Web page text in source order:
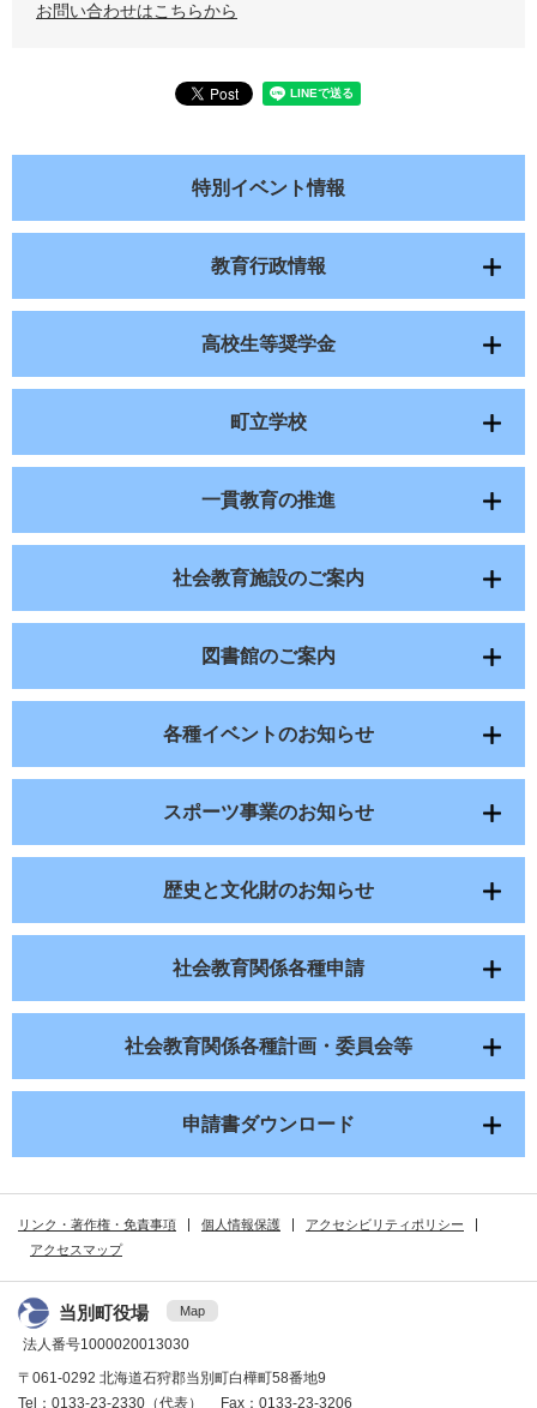
お問い合わせはこちらから
特別イベント情報
教育行政情報
高校生等奨学金
町立学校
一貫教育の推進
社会教育施設のご案内
図書館のご案内
各種イベントのお知らせ
スポーツ事業のお知らせ
歴史と文化財のお知らせ
社会教育関係各種申請
社会教育関係各種計画・委員会等
申請書ダウンロード
リンク・著作権・免責事項 個人情報保護
アクセシビリティポリシー
アクセスマップ
当別町役場 Map
法人番号1000020013030
〒061-0292 北海道石狩郡当別町白樺町58番地9
Tel：0133-23-2330（代表） Fax：0133-23-3206